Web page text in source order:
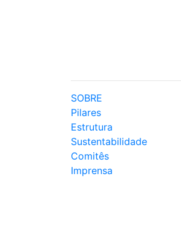
SOBRE
Pilares
Estrutura
Sustentabilidade
Comitês
Imprensa